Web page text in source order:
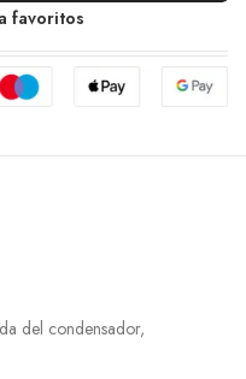
favoritos
del condensador,